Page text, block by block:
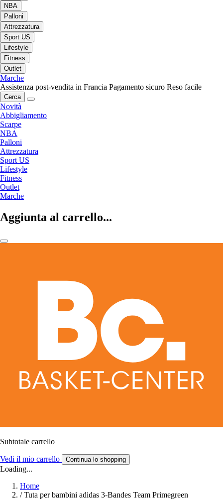
NBA
Palloni
Attrezzatura
Sport US
Lifestyle
Fitness
Outlet
Marche
Assistenza post-vendita in Francia Pagamento sicuro Reso facile
Cerca
Novità
Abbigliamento
Scarpe
NBA
Palloni
Attrezzatura
Sport US
Lifestyle
Fitness
Outlet
Marche
Aggiunta al carrello...
Subtotale carrello
Vedi il mio carrello Continua lo shopping
Loading...
Home
/ Tuta per bambini adidas 3-Bandes Team Primegreen